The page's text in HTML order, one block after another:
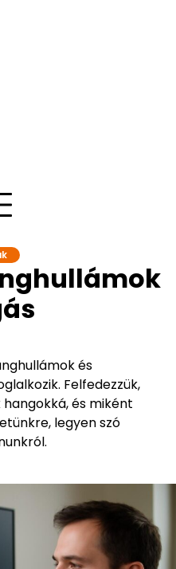
és
Felfedezzük,
és miként
legyen szó